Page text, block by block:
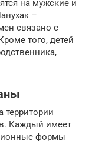
на мужские и
–
связано с
того, детей
территории
Каждый имеет
формы